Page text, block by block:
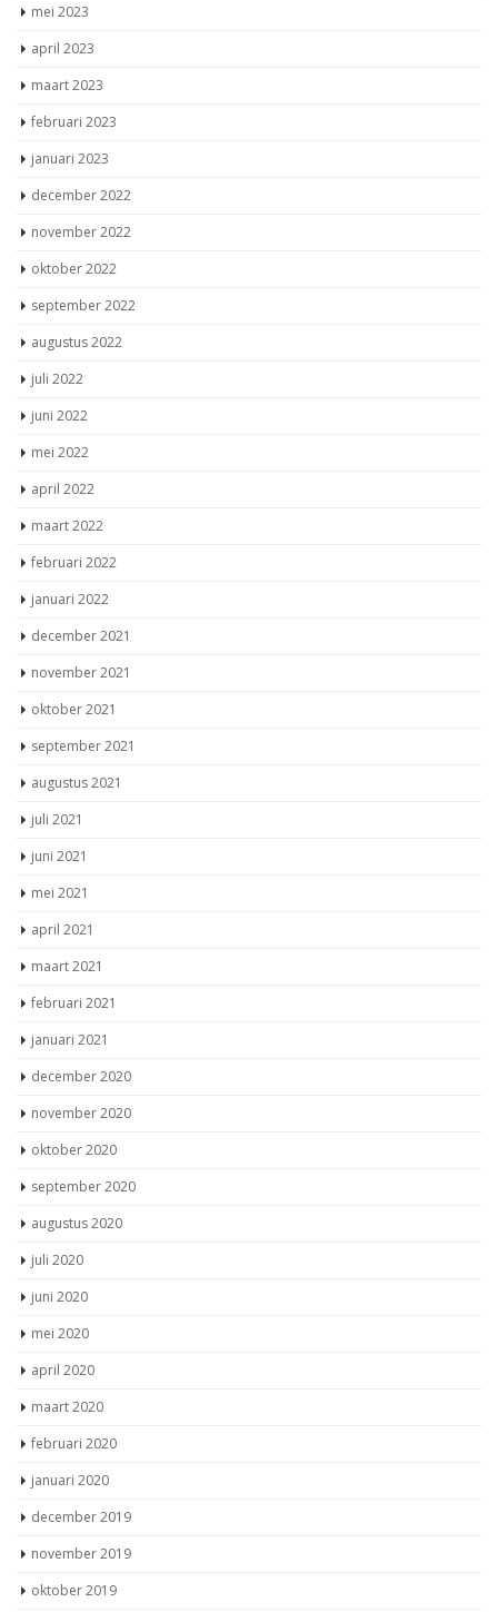
mei 2023
april 2023
maart 2023
februari 2023
januari 2023
december 2022
november 2022
oktober 2022
september 2022
augustus 2022
juli 2022
juni 2022
mei 2022
april 2022
maart 2022
februari 2022
januari 2022
december 2021
november 2021
oktober 2021
september 2021
augustus 2021
juli 2021
juni 2021
mei 2021
april 2021
maart 2021
februari 2021
januari 2021
december 2020
november 2020
oktober 2020
september 2020
augustus 2020
juli 2020
juni 2020
mei 2020
april 2020
maart 2020
februari 2020
januari 2020
december 2019
november 2019
oktober 2019